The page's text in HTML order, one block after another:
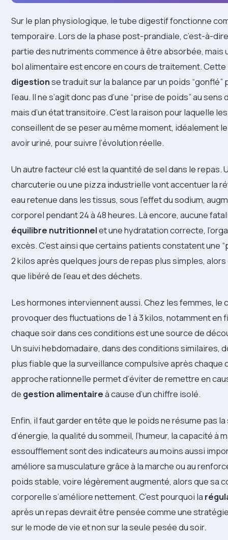
Sur le plan physiologique, le tube digestif fonctionne
temporaire. Lors de la phase post-prandiale, c’est-à-
partie des nutriments commence à être absorbée, mais
bol alimentaire est encore en cours de traitement.
digestionse traduit sur la balance par un poids “gonflé”
l’eau. Il ne s’agit donc pas d’une “prise de poids” au
mais d’un état transitoire. C’est la raison pour laquelle
conseillent de se peser au même moment, idéalement
avoir uriné, pour suivre l’évolution réelle.
Un autre facteur clé est la quantité de sel dans le repas.
charcuterie ou une pizza industrielle vont accentuer la
eau retenue dans les tissus, sous l’effet du sodium,
corporel pendant 24 à 48 heures. Là encore, aucune
équilibre nutritionnelet une hydratation correcte,
excès. C’est ainsi que certains patients constatent une
2 kilos après quelques jours de repas plus simples, alors
que libéré de l’eau et des déchets.
Les hormones interviennent aussi. Chez les femmes, le
provoquer des fluctuations de 1 à 3 kilos, notamment en
chaque soir dans ces conditions est une source de
Un suivi hebdomadaire, dans des conditions similaires,
plus fiable que la surveillance compulsive après chaque
approche rationnelle permet d’éviter de remettre en
de gestion alimentaireà cause d’un chiffre isolé.
Enfin, il faut garder en tête que le poids ne résume pas la
d’énergie, la qualité du sommeil, l’humeur, la capacité à
essoufflement sont des indicateurs au moins aussi
améliore sa musculature grâce à la marche ou au
poids stable, voire légèrement augmenté, alors que sa
corporelle s’améliore nettement. C’est pourquoi la
après un repas devrait être pensée comme une
sur le mode de vie et non sur la seule pesée du soir.